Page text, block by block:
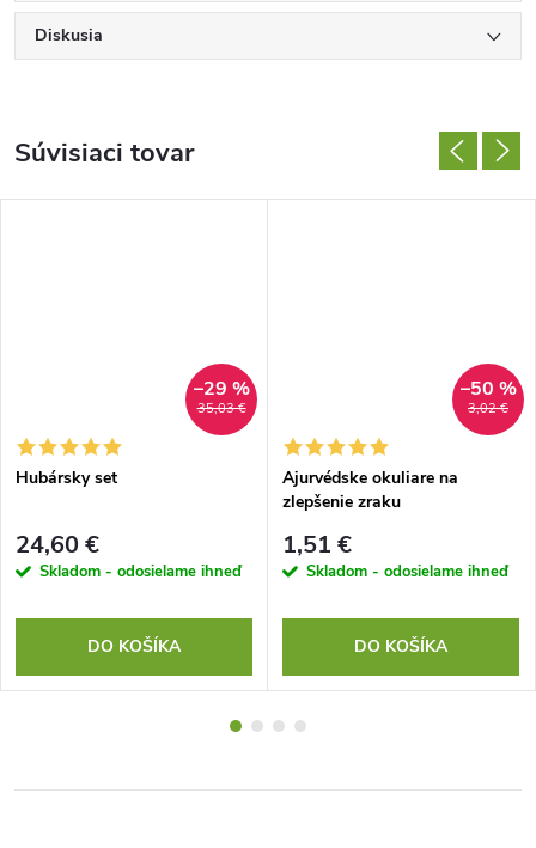
Diskusia
Súvisiaci tovar
35,03 €
–29 %
Hubársky set
24,60 €
Skladom - odosielame ihneď
DO KOŠÍKA
3,02 €
–50 %
Ajurvédske okuliare na
zlepšenie zraku
1,51 €
Skladom - odosielame ihneď
DO KOŠÍKA